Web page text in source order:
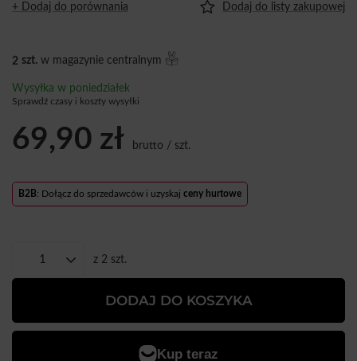
+ Dodaj do porównania Dodaj do listy zakupowej
2 szt. w magazynie centralnym
Wysyłka w poniedziałek
Sprawdź czasy i koszty wysyłki
69,90 zł brutto / szt.
B2B: Dołącz do sprzedawców i uzyskaj ceny hurtowe
z 2 szt.
DODAJ DO KOSZYKA